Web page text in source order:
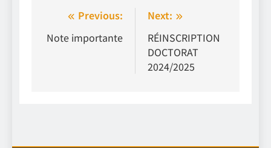
Navigation
de
Previous:
Note importante
Next:
RÉINSCRIPTION
DOCTORAT
2024/2025